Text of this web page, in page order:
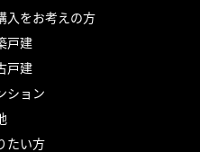
入をお考えの方
戸建
戸建
ション
たい方